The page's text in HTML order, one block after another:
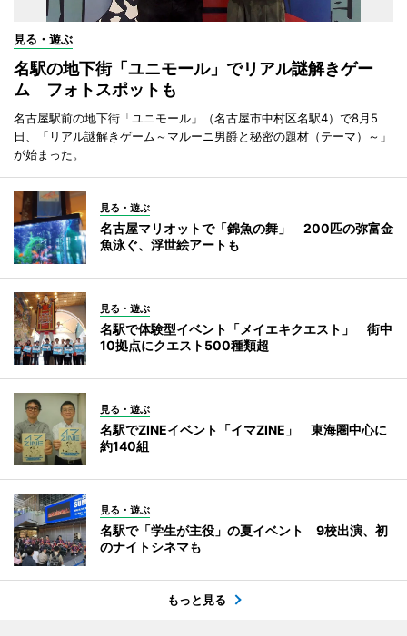
見る・遊ぶ
名駅の地下街「ユニモール」でリアル謎解きゲー
ム フォトスポットも
名古屋駅前の地下街「ユニモール」（名古屋市中村区名駅4）で8月5
日、「リアル謎解きゲーム～マルーニ男爵と秘密の題材（テーマ）～」
が始まった。
見る・遊ぶ
名古屋マリオットで「錦魚の舞」 200匹の弥富金
魚泳ぐ、浮世絵アートも
見る・遊ぶ
名駅で体験型イベント「メイエキクエスト」 街中
10拠点にクエスト500種類超
見る・遊ぶ
名駅でZINEイベント「イマZINE」 東海圏中心に
約140組
見る・遊ぶ
名駅で「学生が主役」の夏イベント 9校出演、初
のナイトシネマも
もっと見る